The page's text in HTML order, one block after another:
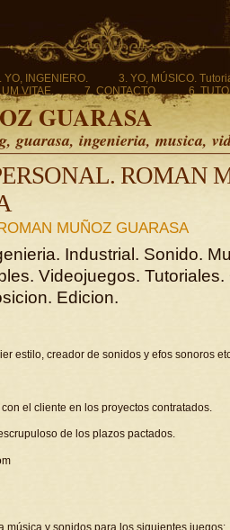
YO, INGENIERO.
3. YO, MÚSICO.
VITAE.
7. CONTACTO. 6.
GUARASA
guarasa, ingenieria, musica,
ROMAN
MUÑOZ GUARASA
Industrial. Sonido.
Videojuegos.
Edicion.
estilo, creador de sonidos y efos sonoros
el cliente en los proyectos contratados.
de los plazos pactados.
música y sonidos para los siguientes juegos: